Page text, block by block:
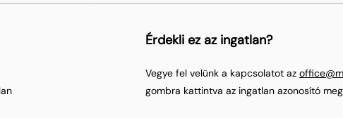
Érdekli ez az ingatlan?
Vegye fel velünk a kapcsolatot az
gombra kattintva az ingatlan azonosító